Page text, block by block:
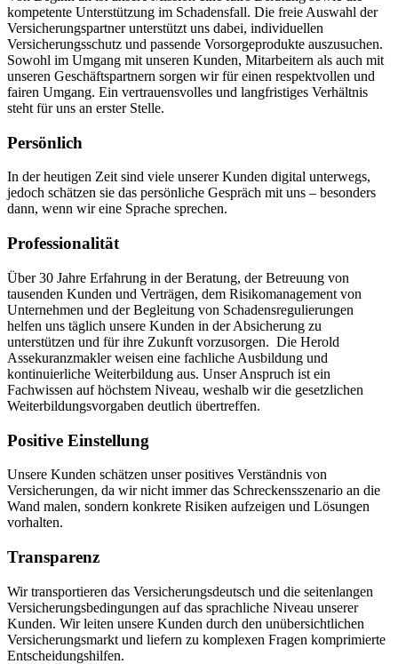
kompetente Unterstützung im Schadensfall. Die freie Auswahl der
Versicherungspartner unterstützt uns dabei, individuellen
Versicherungsschutz und passende Vorsorgeprodukte auszusuchen.
Sowohl im Umgang mit unseren Kunden, Mitarbeitern als auch mit
unseren Geschäftspartnern sorgen wir für einen respektvollen und
fairen Umgang. Ein vertrauensvolles und langfristiges Verhältnis
steht für uns an erster Stelle.
Persönlich
In der heutigen Zeit sind viele unserer Kunden digital unterwegs,
jedoch schätzen sie das persönliche Gespräch mit uns – besonders
dann, wenn wir eine Sprache sprechen.
Professionalität
Über 30 Jahre Erfahrung in der Beratung, der Betreuung von
tausenden Kunden und Verträgen, dem Risikomanagement von
Unternehmen und der Begleitung von Schadensregulierungen
helfen uns täglich unsere Kunden in der Absicherung zu
unterstützen und für ihre Zukunft vorzusorgen. Die Herold
Assekuranzmakler weisen eine fachliche Ausbildung und
kontinuierliche Weiterbildung aus. Unser Anspruch ist ein
Fachwissen auf höchstem Niveau, weshalb wir die gesetzlichen
Weiterbildungsvorgaben deutlich übertreffen.
Positive Einstellung
Unsere Kunden schätzen unser positives Verständnis von
Versicherungen, da wir nicht immer das Schreckensszenario an die
Wand malen, sondern konkrete Risiken aufzeigen und Lösungen
vorhalten.
Transparenz
Wir transportieren das Versicherungsdeutsch und die seitenlangen
Versicherungsbedingungen auf das sprachliche Niveau unserer
Kunden. Wir leiten unsere Kunden durch den unübersichtlichen
Versicherungsmarkt und liefern zu komplexen Fragen komprimierte
Entscheidungshilfen.